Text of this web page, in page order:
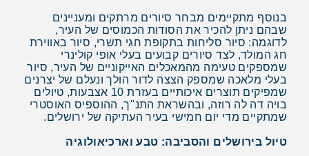
בנוסף מתקיימים מבחר סיורים מרתקים ומעניינים
שבהם ניתן להכיר את הסודות הכמוסים של העיר,
לדוגמה: סיור סליחות בתקופת חגי תשרי, סיור באווירת
חג המולד, לצד סיורים קבועים בעלי אופי קולינרי
שמספקים טעימה מהמאכלים האייקוניים של העיר, סיור
בעלי מלאכה שמספק הצצה לדור הולך ונעלם של יצרנים
שמפיקים תוצרים איכותיים בעזרת 10 אצבעות, טיולים
בויה דה לה רוזה, ובהשראת התנ''ך, ההוספיס האוסטרי
שמתקיים מדי יום חמישי בעיר העתיקה של ירושלים.
טיול בירושלים והסביבה: טבע וארכיאולוגיה